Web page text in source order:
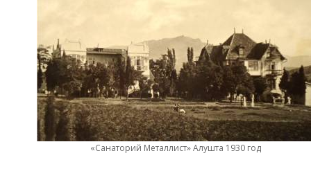
«Санаторий Металлист» Алушта 1930 год